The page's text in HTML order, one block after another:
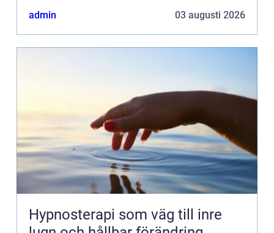
admin 03 augusti 2026
Hypnosterapi som väg till inre